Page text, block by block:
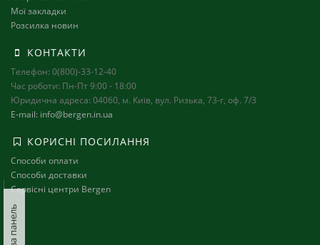
Мої закладки
Розсилка новин
КОНТАКТИ
Телефон: 0(800)-33-12-40
Час роботи: Пн-Пт 9:00 - 18:00
Юридична адреса: 04060, м. Київ, вул. Ризька, 73-г, оф. 7/3
E-mail: info@bergen.in.ua
КОРИСНІ ПОСИЛАННЯ
Способи оплати
Способи доставки
Сервісні центри Bergen
Ліва панель